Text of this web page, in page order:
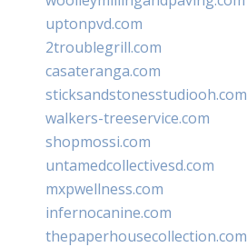
uptonpvd.com
2troublegrill.com
casateranga.com
sticksandstonesstudiooh.com
walkers-treeservice.com
shopmossi.com
untamedcollectivesd.com
mxpwellness.com
infernocanine.com
thepaperhousecollection.com